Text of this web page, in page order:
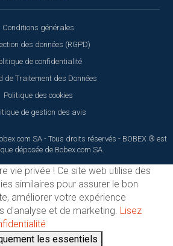
Conditions générales
des données (RGPD)
de confidentialité
de Traitement des Données
Politique des cookies
de gestion des avis
SA - Tous droits réservés - BOBEX ® est
déposée de Bobex.com SA.
vie privée ! Ce site web utilise des
similaires pour assurer le bon
améliorer votre expérience
d'analyse et de marketing. Lisez
les essentiels